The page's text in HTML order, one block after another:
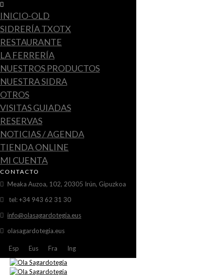
INICIO-OLD
SIDRERÍA TXOTX
RESTAURANTE
LA FERRERÍA
NUESTROS PRODUCTOS
NUESTRA SIDRA
OTROS
VISITAS GUIADAS
RESERVAS
NOTICIAS / AGENDA
TIENDA ONLINE
MI CUENTA
CONTACTO
Meaka Auzoa, 102, 20305 Irún, Gipuzkoa
tel: +34 943 62 31 30
info@olasagardotegia.eus
olasagardotegia.eus
Esp Eus Fra Ing